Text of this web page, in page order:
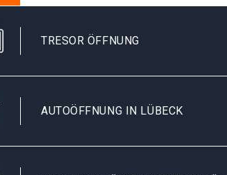
TRESOR ÖFFNUNG
AUTOÖFFNUNG IN LÜBECK